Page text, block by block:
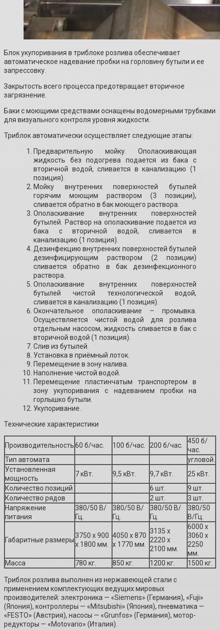
Блок укупоривания в триблоке розлива обеспечивает
автоматическое надевание пробки на горловину бутыли и ее
запрессовку.
Закрытость всего процесса предотвращает вторичное
загрязнение.
Баки с моющими средствами оснащены водомерными трубками
для визуального контроля уровня жидкости.
Триблок автоматически осуществляет следующие этапы:
Предварительную мойку. Ополаскивающая
жидкость без подогрева подается из бака с
вторичной водой, сливается в канализацию (1
позиция).
Мойку внутренних поверхностей бутылей
горячим моющим раствором (3 позиции),
сливается обратно в бак моющего раствора.
Ополаскивание внутренних поверхностей
бутылей. Раствор на ополаскивание подается из
бака с вторичной водой, сливается в
канализацию (1 позиция).
Дезинфекцию внутренних поверхностей бутылей
дезинфицирующим раствором (2 позиции)
сливается обратно в бак дезинфекционного
раствора.
Ополаскивание внутренних поверхностей
бутылей чистой технологической водой,
сливается в канализацию (1 позиция).
Окончательное ополаскивание – промывка.
Осуществляется чистой водой для розлива
отдельным насосом, жидкость сливается в бак с
вторичной водой (1 позиция).
Слив из бутылей.
Установка в приёмный лоток.
Перемещение в зону налива.
Наполнение чистой водой.
Перемещение пластинчатым транспортером в
зону укупоривания с надеванием пробки на
горлышко бутыли.
Укупоривание.
Технические характеристики
Производительность60 б/час. 100 б/час. 200 б/час.
450 б/
час.
Тип автомата
угловой.
Установленная
мощность
7 кВт. 9,5 кВт. 9,7 кВт.
25 кВт.
Количество позиций
6 шт.
9 шт.
Количество рядов
2 шт.
3 шт.
Напряжение
питания
380/50 В/
Гц.
380/50 В/
Гц.
380/50 В/
Гц.
380/50
В/Гц.
Габаритные размеры
3750 х 900
х 1800 мм.
4050 х 870
х 1770 мм.
3135 х
2220 х
2100 мм.
6000 х
3060 х
2250
мм.
Масса
780 кг. 850 кг. 1200 кг. 1500 кг.
Триблок розлива выполнен из нержавеющей стали с
применением комплектующих ведущих мировых
производителей: электроника — «Siemens» (Германия), «Fuji»
(Япония), контроллеры — «Mitsubishi» (Япония), пневматика —
«FESTO» (Австрия), насосы — «Grunfos» (Германия), мотор-
редукторы — «Motovario» (Италия).